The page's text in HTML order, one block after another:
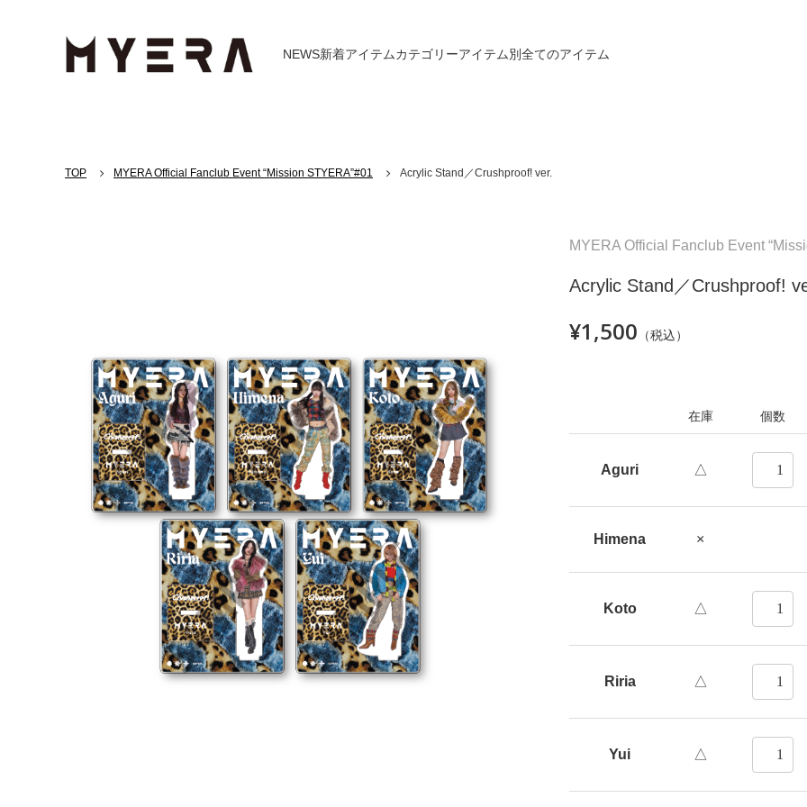
NEWS新着アイテムカテゴリーアイテム別全てのアイテム
TOP MYERA Official Fanclub Event “Mission STYERA”#01 Acrylic Stand／Crushproof! ver.
Previous
MYERA Official Fanclub Event
Acrylic Stand／Crushproof!
¥1,500 （税込）
在庫 個数
Aguri △
Himena ×
Koto △
Riria △
Yui △